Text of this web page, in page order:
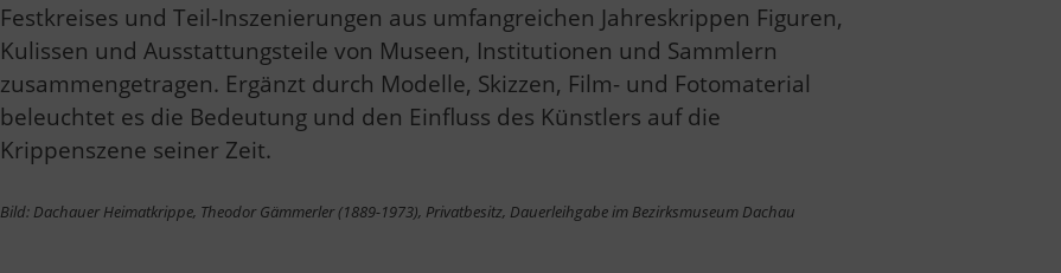
Festkreises und Teil-Inszenierungen aus umfangreichen Jahreskrippen Figuren,
Kulissen und Ausstattungsteile von Museen, Institutionen und Sammlern
zusammengetragen. Ergänzt durch Modelle, Skizzen, Film- und Fotomaterial
beleuchtet es die Bedeutung und den Einfluss des Künstlers auf die
Krippenszene seiner Zeit.
Bild: Dachauer Heimatkrippe, Theodor Gämmerler (1889-1973), Privatbesitz, Dauerleihgabe im Bezirksmuseum Dachau